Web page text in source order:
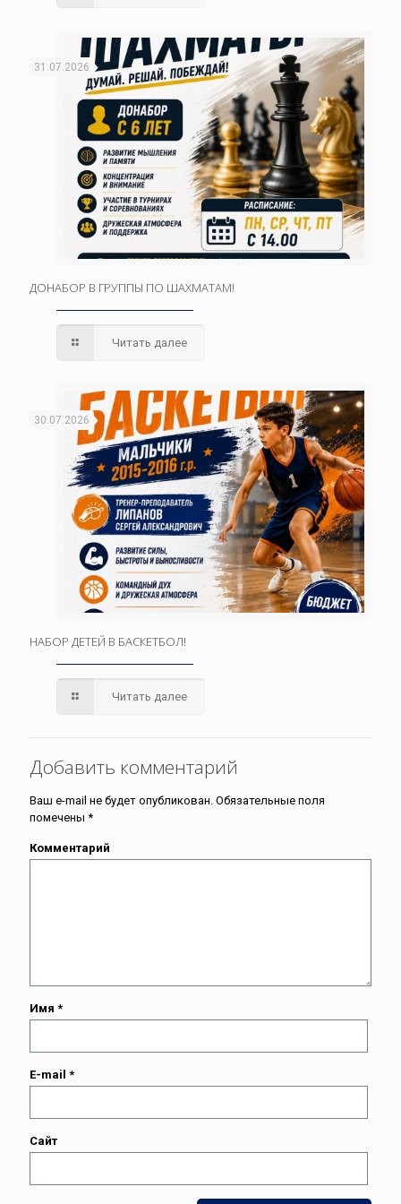
31.07.2026
ДОНАБОР В ГРУППЫ ПО ШАХМАТАМ!
Читать далее
30.07.2026
НАБОР ДЕТЕЙ В БАСКЕТБОЛ!
Читать далее
Добавить комментарий
Ваш e-mail не будет опубликован. Обязательные поля
помечены *
Комментарий
Имя *
E-mail *
Сайт